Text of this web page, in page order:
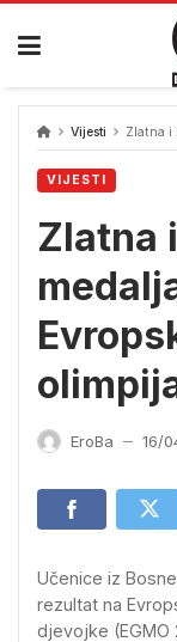
Skip
content
Vijesti Zlatna i
VIJESTI
Zlatna
EroBa — 16/
Učenice iz
rezultat na
djevojke (EGMO